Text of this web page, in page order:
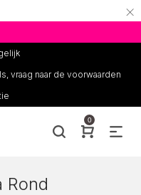
×
vraag naar de voorwaarden
0
Rond